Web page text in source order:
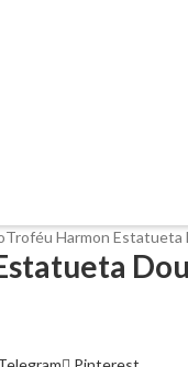
Troféu Harmon Estatueta